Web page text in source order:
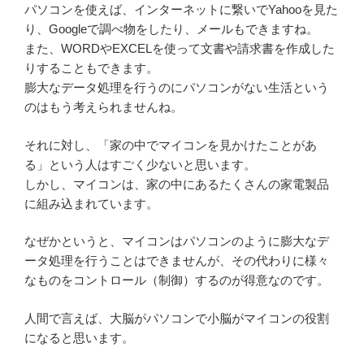
パソコンを使えば、インターネットに繋いでYahooを見た
り、Googleで調べ物をしたり、メールもできますね。
また、WORDやEXCELを使って文書や請求書を作成した
りすることもできます。
膨大なデータ処理を行うのにパソコンがない生活という
のはもう考えられませんね。
それに対し、「家の中でマイコンを見かけたことがあ
る」という人はすごく少ないと思います。
しかし、マイコンは、家の中にあるたくさんの家電製品
に組み込まれています。
なぜかというと、マイコンはパソコンのように膨大なデ
ータ処理を行うことはできませんが、その代わりに様々
なものをコントロール（制御）するのが得意なのです。
人間で言えば、大脳がパソコンで小脳がマイコンの役割
になると思います。